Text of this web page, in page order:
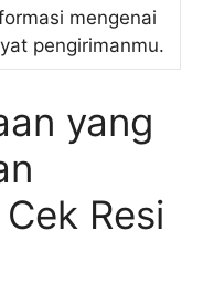
mengenai
pengirimanmu.
yang
Resi